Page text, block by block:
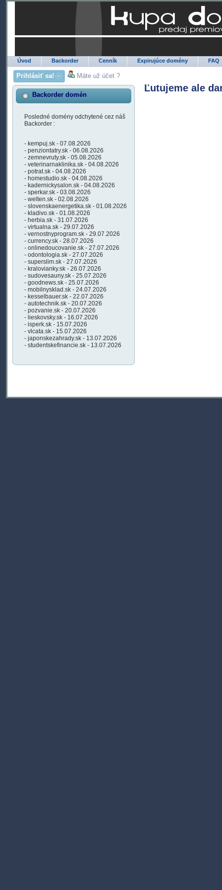
Úvod Backorder Cenník Expirujúce domény FAQ
Prihlásiť sa! Máte už účet ?
Backorder domén
Posledné domény odchytené cez náš
Backorder :
- kempuj.sk - 07.08.2026
- penziontatry.sk - 06.08.2026
- zemnevruty.sk - 05.08.2026
- veterinarnaklinika.sk - 04.08.2026
- potrat.sk - 04.08.2026
- homestudio.sk - 04.08.2026
- kadernickysalon.sk - 04.08.2026
- sperkar.sk - 03.08.2026
- welten.sk - 02.08.2026
- slovenskaenergetika.sk - 01.08.2026
- kladivo.sk - 01.08.2026
- herbia.sk - 31.07.2026
- virtualna.sk - 29.07.2026
- vernostnyprogram.sk - 29.07.2026
- currency.sk - 28.07.2026
- onlinedoucovanie.sk - 27.07.2026
- odontologia.sk - 27.07.2026
- superslim.sk - 27.07.2026
- kralovianky.sk - 26.07.2026
- sudovesauny.sk - 25.07.2026
- goodnews.sk - 25.07.2026
- mobilnysklad.sk - 24.07.2026
- kesselbauer.sk - 22.07.2026
- autotechnik.sk - 20.07.2026
- pozvanie.sk - 20.07.2026
- lieskovsky.sk - 16.07.2026
- isperk.sk - 15.07.2026
- vlcata.sk - 15.07.2026
- japonskezahrady.sk - 13.07.2026
- studentskefinancie.sk - 13.07.2026
Ľutujeme ale